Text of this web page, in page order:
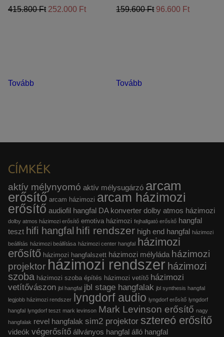
415.800 Ft 252.000 Ft
Tovább
159.600 Ft 96.600 Ft
Tovább
CÍMKÉK
aktív mélynyomó aktív mélysugárzó arcam
erősítő arcam házimozi arcam házimozi
erősítő audiofil hangfal DA konverter dolby atmos házimozi
dolby atmos házimozi erősítő emotiva házimozi fejhallgató erősítő hangfal
teszt hifi hangfal hifi rendszer high end hangfal házimozi
beállítás házimozi beállítása házimozi center hangfal házimozi
erősítő házimozi hangfalszett házimozi mélyláda házimozi
projektor házimozi rendszer házimozi
szoba házimozi szoba építés házimozi vetítő házimozi
vetítővászon jbl hangfal jbl stage hangfalak jbl synthesis hangfal
legjobb házimozi rendszer lyngdorf audio lyngdorf erősítő lyngdorf
hangfal lyngdorf teszt mark levinson Mark Levinson erősítő nagy
hangfalak revel hangfalak sim2 projektor sztereó erősítő
videók végerősítő állványos hangfal álló hangfal